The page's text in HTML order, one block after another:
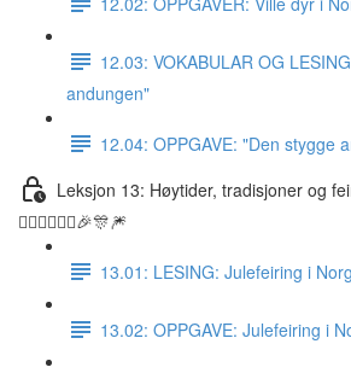
12.03: VOKABULAR OG
andungen"
12.04: OPPGAVE: "Den stygge
Leksjon 13: Høytider, tradisjoner og
👰🏼‍♀️🤵🏽‍♂️🎉🎊🎆
13.01: LESING: Julefeiring i
13.02: OPPGAVE: Julefeiring i